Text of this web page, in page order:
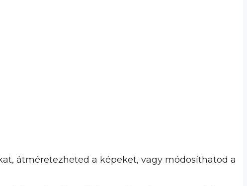
átméretezheted a képeket, vagy módosíthatod a